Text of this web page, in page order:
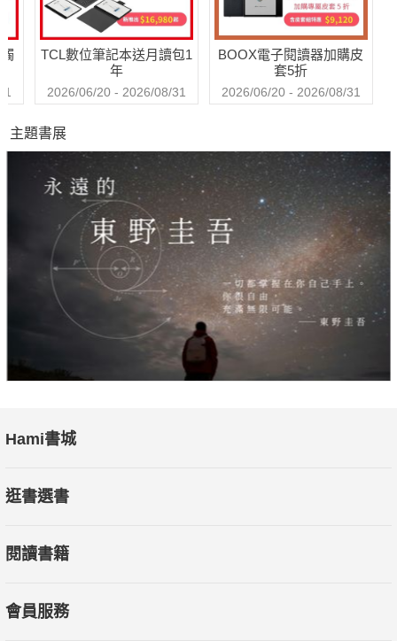
盡的正能量 】+【 健康長壽作息指南】，從內到外完全調養，根
坐臥法、穴位自按法、四季養生訣，輕鬆找到適合自己及家人的
調養方式。
★禪醫實用清心除煩小偏方──
․補充精氣神․三白飯：白鹽，白蘿蔔，白飯。
․清心又除煩․三白粥：白茯苓，白扁豆，大米。
․四季養生訣․從流傳千年的少林呼吸法中，進行自我鍛鍊與
療疾的修行。
★禪醫日常保健食譜──
․養顏美容․三白膏：白茯苓，白芷，白芨。
․舒緩胃痛․百合糯米粥：緩解陰虛胃熱。
․腸胃保健․核桃扁豆泥：專治腸胃激躁症。
更多養生祕方，盡在本書中。
本書特色
萬病由心生，萬病從心滅。人的情志和心理，與疾病關係密
TCL數位筆記本送月讀包1
年
2026/06/20 - 2026/08/31
BOOX電子閱讀器加購皮
套5折
2026/06/20 - 2026/08/31
主題書展
Hami書城
逛書選書
閱讀書籍
會員服務